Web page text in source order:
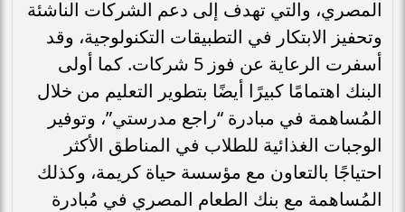
المصري، والتي تهدف إلى دعم الشركات الناشئة
وتحفيز الابتكار في التطبيقات التكنولوجية، وقد
أسفرت الرعاية عن فوز 5 شركات. كما أولى
البنك اهتمامًا كبيرًا أيضًا بتطوير التعليم من خلال
المُساهمة في مبادرة “راجع مدرستي”، وتوفير
الوجبات الغذائية للطلاب في المناطق الأكثر
احتياجًا بالتعاون مع مؤسسة حياة كريمة، وكذلك
المُساهمة مع بنك الطعام المصري في مُبادرة